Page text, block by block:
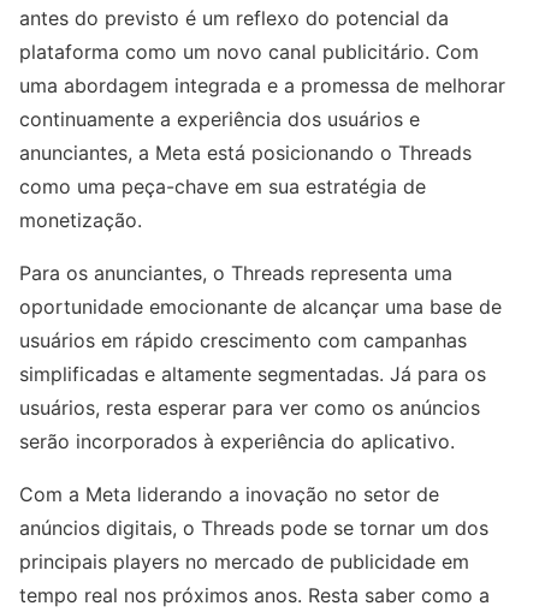
antes do previsto é um reflexo do potencial da
plataforma como um novo canal publicitário. Com
uma abordagem integrada e a promessa de melhorar
continuamente a experiência dos usuários e
anunciantes, a Meta está posicionando o Threads
como uma peça-chave em sua estratégia de
monetização.
Para os anunciantes, o Threads representa uma
oportunidade emocionante de alcançar uma base de
usuários em rápido crescimento com campanhas
simplificadas e altamente segmentadas. Já para os
usuários, resta esperar para ver como os anúncios
serão incorporados à experiência do aplicativo.
Com a Meta liderando a inovação no setor de
anúncios digitais, o Threads pode se tornar um dos
principais players no mercado de publicidade em
tempo real nos próximos anos. Resta saber como a